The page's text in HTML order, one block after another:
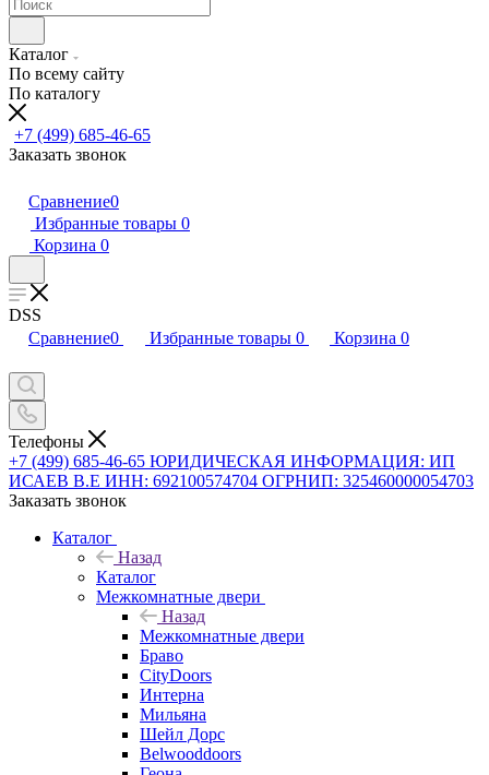
Каталог
По всему сайту
По каталогу
+7 (499) 685-46-65
Заказать звонок
Сравнение0
Избранные товары 0
Корзина 0
DSS
Сравнение0 Избранные товары 0 Корзина 0
Телефоны
+7 (499) 685-46-65 ЮРИДИЧЕСКАЯ ИНФОРМАЦИЯ: ИП
ИСАЕВ В.Е ИНН: 692100574704 ОГРНИП: 325460000054703
Заказать звонок
Каталог
Назад
Каталог
Межкомнатные двери
Назад
Межкомнатные двери
Браво
CityDoors
Интерна
Мильяна
Шейл Дорс
Belwooddoors